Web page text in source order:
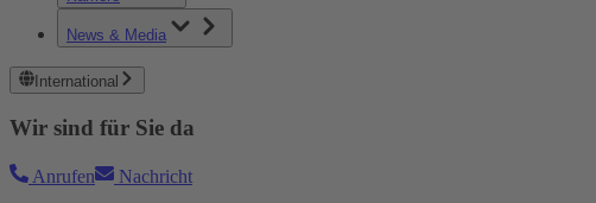
News & Media
International
Wir sind für Sie da
Anrufen Nachricht